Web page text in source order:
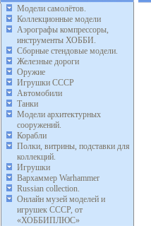
Модели самолётов.
Коллекционные модели
Аэрографы компрессоры,
инструменты ХОББИ.
Сборные стендовые модели.
Железные дороги
Оружие
Игрушки СССР
Автомобили
Танки
Модели архитектурных
сооружений.
Корабли
Полки, витрины, подставки для
коллекций.
Игрушки
Вархаммер Warhammer
Russian collection.
Онлайн музей моделей и
игрушек СССР, от
«ХОББИПЛЮС»